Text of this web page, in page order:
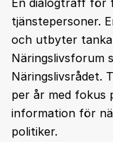
tjänstepersoner.
och utbyter
Näringslivsforum
Näringslivsrådet.
per år med fokus
information för
politiker.